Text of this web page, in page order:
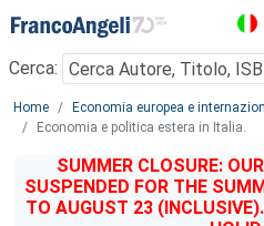
Menu
Cerca:
Main content
Home
Economia europea e
Economia e politica estera in Italia.
SUMMER CLOSURE:
SUSPENDED FOR THE
TO AUGUST 23